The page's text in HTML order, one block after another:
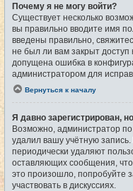
Почему я не могу войти?
Существует несколько
вы правильно вводите имя
введены правильно,
не был ли вам закрыт
допущена ошибка в
администратором для
Вернуться к началу
Я давно зарегистрирован,
Возможно, администратор
удалил вашу учётную
периодически удаляют
оставляющих сообщения,
это произошло, попробуйте
участвовать в дискуссиях.